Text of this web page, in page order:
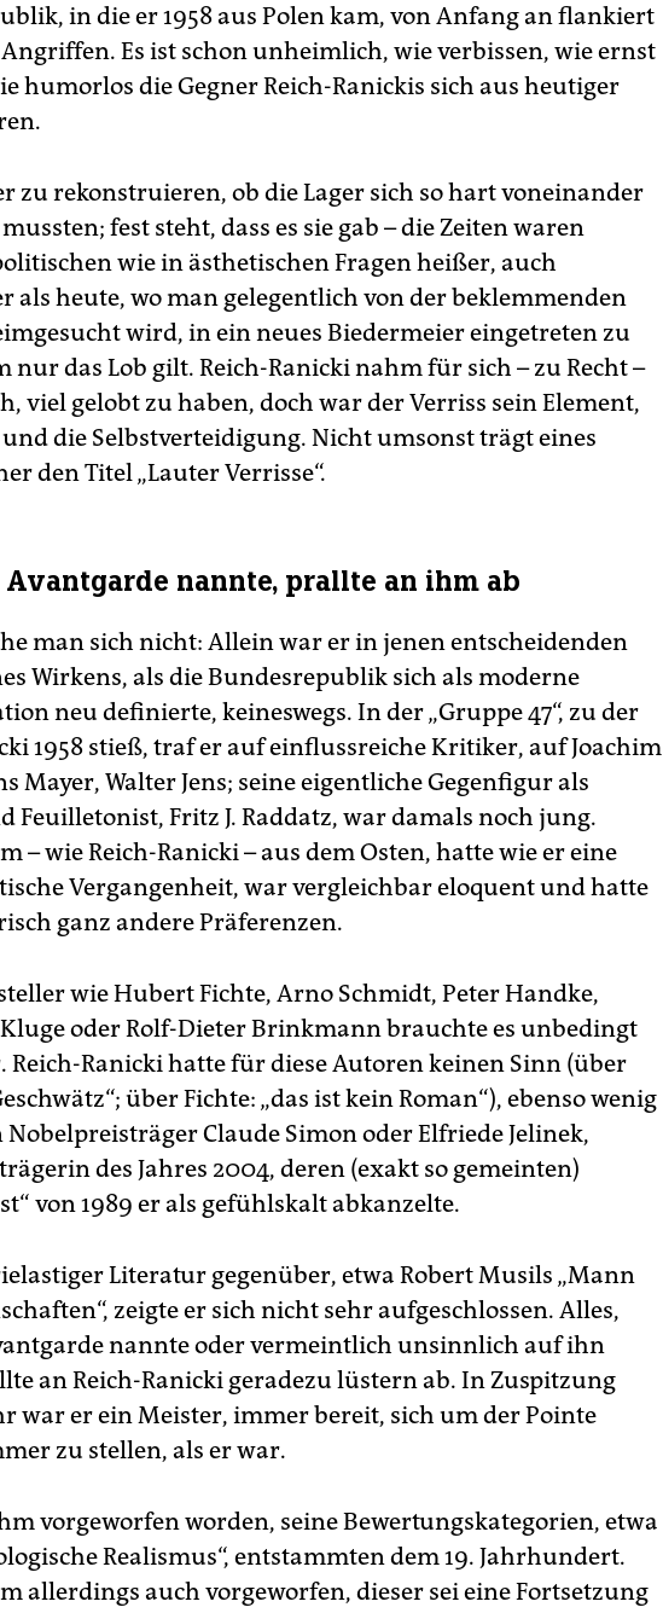
in die er 1958 aus Polen kam, von Anfang an flankiert
Es ist schon unheimlich, wie verbissen, wie ernst
humorlos die Gegner Reich-Ranickis sich aus heutiger
zu rekonstruieren, ob die Lager sich so hart voneinander
fest steht, dass es sie gab – die Zeiten waren
wie in ästhetischen Fragen heißer, auch
als heute, wo man gelegentlich von der beklemmenden
wird, in ein neues Biedermeier eingetreten zu
nur das Lob gilt. Reich-Ranicki nahm für sich – zu Recht –
viel gelobt zu haben, doch war der Verriss sein Element,
die Selbstverteidigung. Nicht umsonst trägt eines
den Titel „Lauter Verrisse“.
Avantgarde nannte, prallte an ihm ab
man sich nicht: Allein war er in jenen entscheidenden
Wirkens, als die Bundesrepublik sich als moderne
neu definierte, keineswegs. In der „Gruppe 47“, zu der
1958 stieß, traf er auf einflussreiche Kritiker, auf Joachim
Mayer, Walter Jens; seine eigentliche Gegenfigur als
Feuilletonist, Fritz J. Raddatz, war damals noch jung.
– wie Reich-Ranicki – aus dem Osten, hatte wie er eine
Vergangenheit, war vergleichbar eloquent und hatte
ganz andere Präferenzen.
wie Hubert Fichte, Arno Schmidt, Peter Handke,
oder Rolf-Dieter Brinkmann brauchte es unbedingt
Reich-Ranicki hatte für diese Autoren keinen Sinn (über
über Fichte: „das ist kein Roman“), ebenso wenig
Claude Simon oder Elfriede Jelinek,
des Jahres 2004, deren (exakt so gemeinten)
von 1989 er als gefühlskalt abkanzelte.
Literatur gegenüber, etwa Robert Musils „Mann
zeigte er sich nicht sehr aufgeschlossen. Alles,
nannte oder vermeintlich unsinnlich auf ihn
an Reich-Ranicki geradezu lüstern ab. In Zuspitzung
war er ein Meister, immer bereit, sich um der Pointe
zu stellen, als er war.
vorgeworfen worden, seine Bewertungskategorien, etwa
Realismus“, entstammten dem 19. Jahrhundert.
allerdings auch vorgeworfen, dieser sei eine Fortsetzung